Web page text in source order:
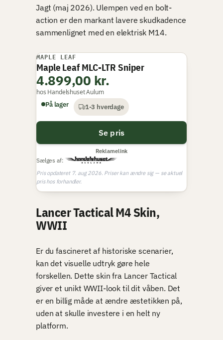
Jagt (maj 2026). Ulempen ved en bolt-
action er den markant lavere skudkadence
sammenlignet med en elektrisk M14.
MAPLE LEAF
Maple Leaf MLC-LTR Sniper
4.899,00 kr.
hos Handelshuset Aulum
På lager
1-3 hverdage
Se pris
Reklamelink
Sælges af:
Pris opdateret 7. aug 2026. Priser kan ændre sig — se aktuel
pris hos forhandler.
Lancer Tactical M4 Skin,
WWII
Er du fascineret af historiske scenarier,
kan det visuelle udtryk gøre hele
forskellen. Dette skin fra Lancer Tactical
giver et unikt WWII-look til dit våben. Det
er en billig måde at ændre æstetikken på,
uden at skulle investere i en helt ny
platform.